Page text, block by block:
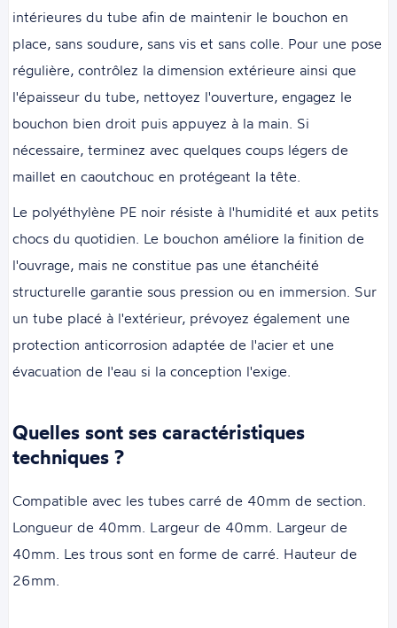
intérieures du tube afin de maintenir le bouchon en
place, sans soudure, sans vis et sans colle. Pour une pose
régulière, contrôlez la dimension extérieure ainsi que
l'épaisseur du tube, nettoyez l'ouverture, engagez le
bouchon bien droit puis appuyez à la main. Si
nécessaire, terminez avec quelques coups légers de
maillet en caoutchouc en protégeant la tête.
Le polyéthylène PE noir résiste à l'humidité et aux petits
chocs du quotidien. Le bouchon améliore la finition de
l'ouvrage, mais ne constitue pas une étanchéité
structurelle garantie sous pression ou en immersion. Sur
un tube placé à l'extérieur, prévoyez également une
protection anticorrosion adaptée de l'acier et une
évacuation de l'eau si la conception l'exige.
Quelles sont ses caractéristiques
techniques ?
Compatible avec les tubes carré de 40mm de section.
Longueur de 40mm. Largeur de 40mm. Largeur de
40mm. Les trous sont en forme de carré. Hauteur de
26mm.